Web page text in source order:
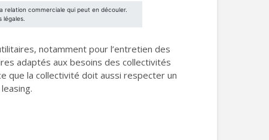
notamment pour l’entretien des
adaptés aux besoins des collectivités
que la collectivité doit aussi respecter un